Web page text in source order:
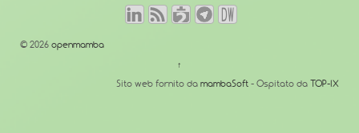
© 2026 openmamba
↑
Sito web fornito da mambaSoft - Ospitato da TOP-IX